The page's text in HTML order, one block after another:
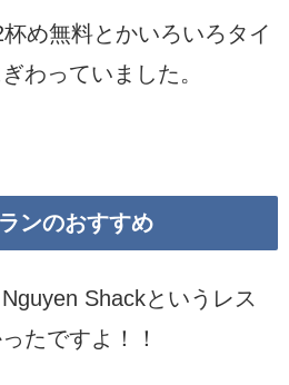
め無料とかいろいろタイ
わっていました。
ンのおすすめ
Shackというレス
たですよ！！